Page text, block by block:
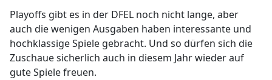
Playoffs gibt es in der DFEL noch nicht lange, aber
auch die wenigen Ausgaben haben interessante und
hochklassige Spiele gebracht. Und so dürfen sich die
Zuschaue sicherlich auch in diesem Jahr wieder auf
gute Spiele freuen.